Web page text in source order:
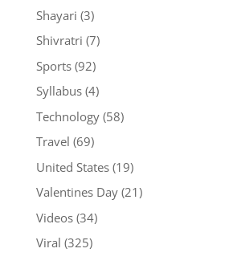
Shayari (3)
Shivratri (7)
Sports(92)
Syllabus(4)
Technology(58)
Travel (69)
United States(19)
Valentines Day(21)
Videos(34)
Viral (325)